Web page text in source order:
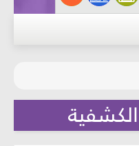
الكشفية